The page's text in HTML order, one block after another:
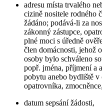
adresu místa trvalého
cizině nositele rodného
žádáno; podává-li za
zákonný zástupce,
plné moci s úředně
člen domácnosti, jehož
osoby bylo schváleno
popř. jména, příjmení a
pobytu anebo bydliště v
opatrovníka,
datum sepsání žádosti,